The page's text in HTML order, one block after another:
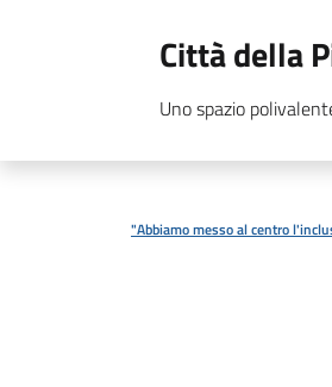
Città della
Uno spazio
"Abbiamo messo al centro